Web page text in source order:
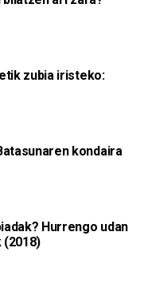
zubia iristeko:
kondaira
Hurrengo udan
(2018)